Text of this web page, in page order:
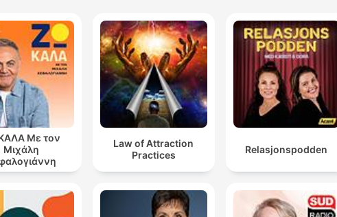
Με τον
Μιχάλη
Law of Attraction
Practices
Relasjonspodden